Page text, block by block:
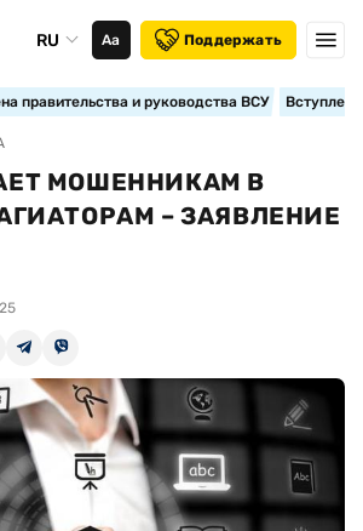
RU Аа Поддержать
правительства и руководства ВСУ
МОШЕННИКАМ В
– ЗАЯВЛЕНИЕ